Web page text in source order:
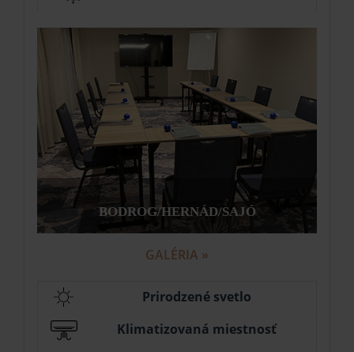
BODROG/HERNÁD/SAJÓ
GALÉRIA »
Prirodzené svetlo
Klimatizovaná miestnosť